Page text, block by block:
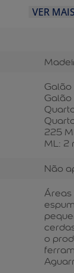
VER MAIS
Galão
Galão
225
ML: 2
Não
Áreas
o